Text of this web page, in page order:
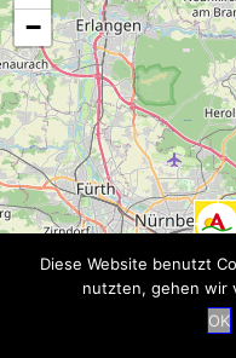
−
Diese Website benutzt
nutzten, gehen wir
OK